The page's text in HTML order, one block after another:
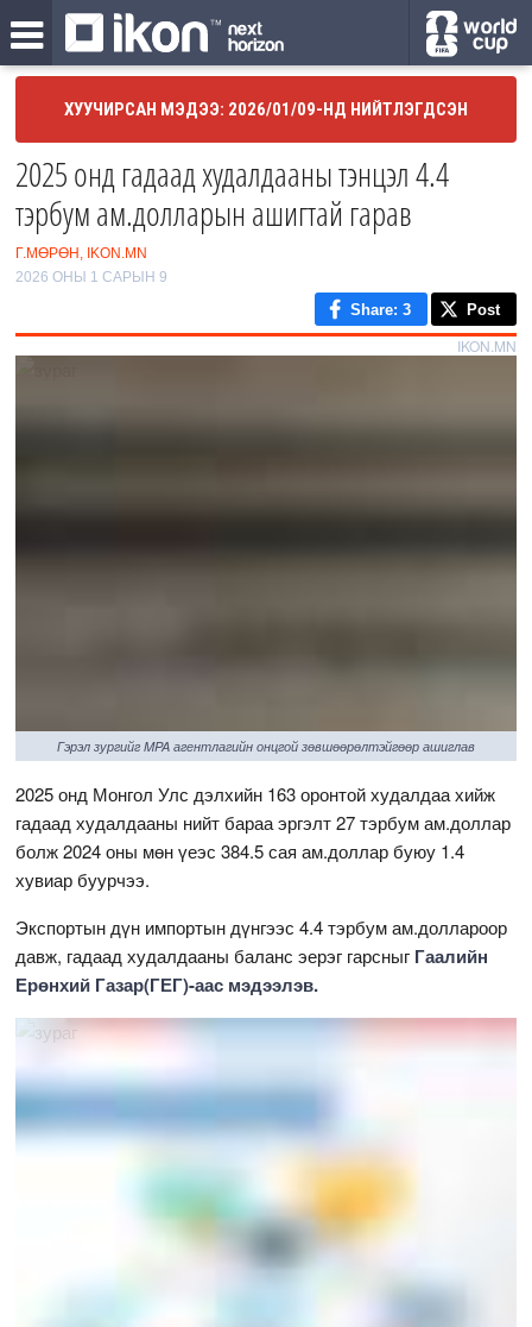
ХУУЧИРСАН МЭДЭЭ: 2026/01/09-НД НИЙТЛЭГДСЭН
2025 онд гадаад худалдааны тэнцэл 4.4
тэрбум ам.долларын ашигтай гарав
Г.МӨРӨН, IKON.MN
2026 ОНЫ 1 САРЫН 9
Share: 3 Post
IKON.MN
Гэрэл зургийг MPA агентлагийн онцгой зөвшөөрөлтэйгөөр ашиглав
2025 онд Монгол Улс дэлхийн 163 оронтой худалдаа хийж
гадаад худалдааны нийт бараа эргэлт 27 тэрбум ам.доллар
болж 2024 оны мөн үеэс 384.5 сая ам.доллар буюу 1.4
хувиар буурчээ.
Экспортын дүн импортын дүнгээс 4.4 тэрбум ам.доллароор
давж, гадаад худалдааны баланс эерэг гарсныг Гаалийн
Ерөнхий Газар(ГЕГ)-аас мэдээлэв.